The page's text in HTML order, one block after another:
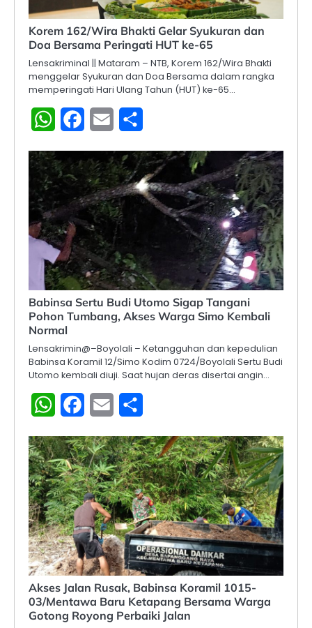
Korem 162/Wira Bhakti Gelar Syukuran dan
Doa Bersama Peringati HUT ke-65
Lensakriminal || Mataram – NTB, Korem 162/Wira Bhakti
menggelar Syukuran dan Doa Bersama dalam rangka
memperingati Hari Ulang Tahun (HUT) ke-65…
WhatsAppFacebook
Email
Babinsa Sertu Budi Utomo Sigap Tangani
Pohon Tumbang, Akses Warga Simo Kembali
Normal
Lensakrimin@–Boyolali – Ketangguhan dan kepedulian
Babinsa Koramil 12/Simo Kodim 0724/Boyolali Sertu Budi
Utomo kembali diuji. Saat hujan deras disertai angin…
WhatsAppFacebook
Email
Akses Jalan Rusak, Babinsa Koramil 1015-
03/Mentawa Baru Ketapang Bersama Warga
Gotong Royong Perbaiki Jalan